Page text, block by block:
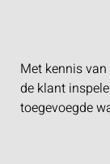
Met kennis
de klant
toegevoegde